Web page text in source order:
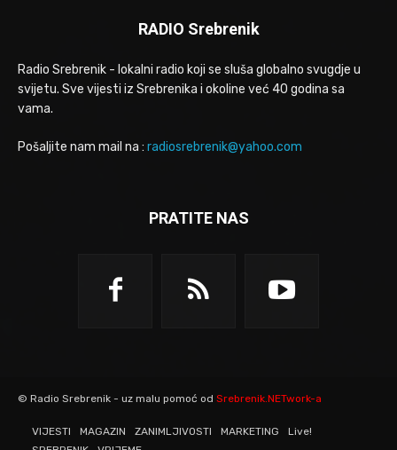
RADIO Srebrenik
Radio Srebrenik - lokalni radio koji se sluša globalno svugdje u
svijetu. Sve vijesti iz Srebrenika i okoline već 40 godina sa
vama.
Pošaljite nam mail na : radiosrebrenik@yahoo.com
PRATITE NAS
© Radio Srebrenik - uz malu pomoć od Srebrenik.NETwork-a
VIJESTI MAGAZIN ZANIMLJIVOSTI MARKETING
Live!